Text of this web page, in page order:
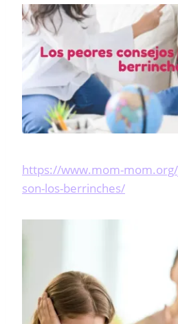
https://www.mom-
son-los-berrinches/